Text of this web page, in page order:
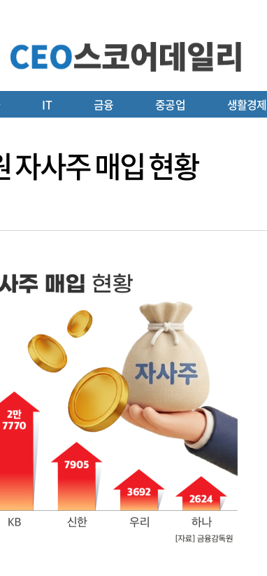
IT 금융 중공업 생활경제
자사주 매입 현황